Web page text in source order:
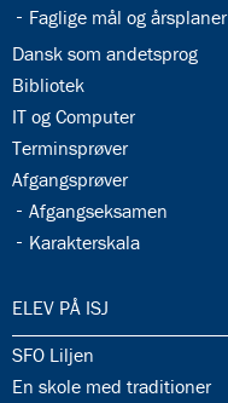
33.4:
Faglige mål og årsplaner
33.6:
Dansk som andetsprog
33.7:
Bibliotek
33.8:
IT og Computer
33.9:
Terminsprøver
33.10:
Afgangsprøver
33.11:
Afgangseksamen
33.13:
Karakterskala
34.0:
ELEV PÅ ISJ
34.1:
SFO Liljen
34.2:
En skole med traditioner